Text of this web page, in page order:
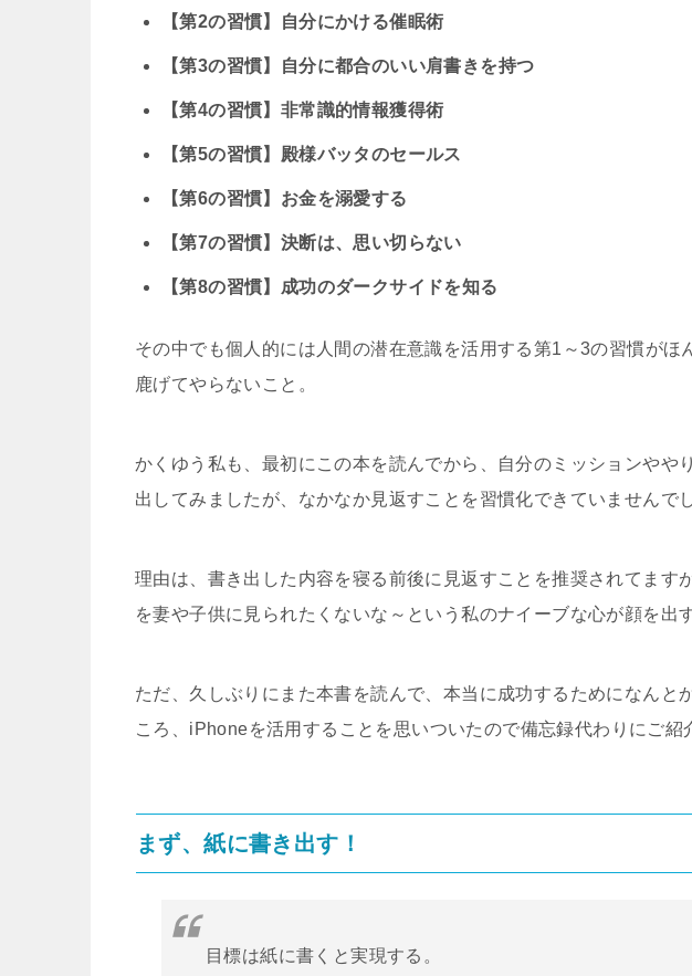
【第2の習慣】自分にかける催眠術
【第3の習慣】自分に都合のいい肩書きを持つ
【第4の習慣】非常識的情報獲得術
【第5の習慣】殿様バッタのセールス
【第6の習慣】お金を溺愛する
【第7の習慣】決断は、思い切らない
【第8の習慣】成功のダークサイドを知る
その中でも個人的には人間の潜在意識を活用する第1～3の習慣がほ
鹿げてやらないこと。
かくゆう私も、最初にこの本を読んでから、自分のミッションやや
出してみましたが、なかなか見返すことを習慣化できていませんでし
理由は、書き出した内容を寝る前後に見返すことを推奨されてます
を妻や子供に見られたくないな～という私のナイーブな心が顔を出
ただ、久しぶりにまた本書を読んで、本当に成功するためになんと
ころ、iPhoneを活用することを思いついたので備忘録代わりにご紹
まず、紙に書き出す！
目標は紙に書くと実現する。